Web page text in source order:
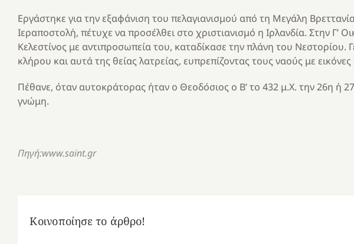
Εργάστηκε για την εξαφάνιση του πελαγιανισμού από τη Μεγάλη
Ιεραποστολή, πέτυχε να προσέλθει στο χριστιανισμό η Ιρλανδία. Στην Γ’
Κελεστίνος με αντιπροσωπεία του, καταδίκασε την πλάνη του Νεστορίου.
κλήρου και αυτά της θείας λατρείας, ευπρεπίζοντας τους ναούς με
Πέθανε, όταν αυτοκράτορας ήταν ο Θεοδόσιος ο Β’ το 432 μ.Χ. την 26η ή
γνώμη.
Πηγή:www.saint.gr
Κοινοποίησε το άρθρο!